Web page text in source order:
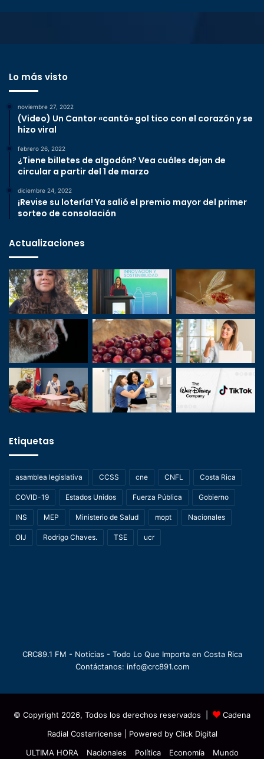
Lo más visto
noviembre 27, 2022
(Video) Un Cantor «cantó» gol tico con el corazón y se
hizo viral
febrero 26, 2022
¿Tiene billetes de algodón? Vea cuáles dejan de
circular a partir del 1 de marzo
diciembre 24, 2022
¡Revise su lotería! Ya salió el premio mayor del primer
sorteo de consolación
Actualizaciones
Etiquetas
asamblea legislativa CCSS cne CNFL Costa Rica
COVID-19 Estados Unidos Fuerza Pública Gobierno
INS MEP Ministerio de Salud mopt Nacionales
OIJ Rodrigo Chaves. TSE ucr
CRC89.1 FM - Noticias - Todo Lo Que Importa en Costa Rica
Contáctanos: info@crc891.com
© Copyright 2026, Todos los derechos reservados |
Cadena
Radial Costarricense | Powered by Click Digital
ULTIMA HORA
Nacionales Política Economía Mundo